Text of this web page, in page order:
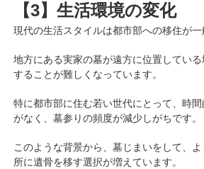
【3】生活環境の変化
現代の生活スタイルは都市部への移住が一
地方にある実家の墓が遠方に位置してい
することが難しくなっています。
特に都市部に住む若い世代にとって、時
がなく、墓参りの頻度が減少しがちです。
このような背景から、墓じまいをして、
所に遺骨を移す選択が増えています。